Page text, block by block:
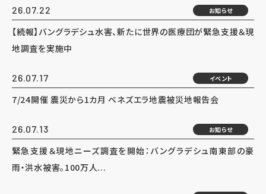
26.07.22 お知らせ
【続報】バングラデシュ水害、新たに世界の医療団が緊急支援＆現
地調査を実施中
26.07.17 イベント
7/24開催 震災から1カ月 ベネズエラ地震被災地報告会
26.07.13 お知らせ
緊急支援＆現地ニーズ調査を開始：バングラデシュ南東部の豪
雨・洪水被害。100万人...